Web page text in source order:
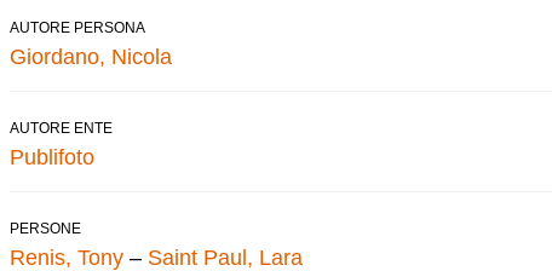
AUTORE PERSONA
Giordano, Nicola
AUTORE ENTE
Publifoto
PERSONE
Renis, Tony – Saint Paul, Lara